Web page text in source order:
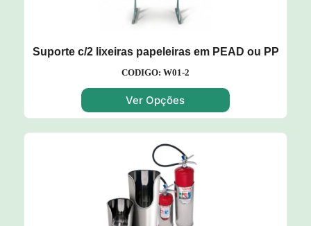
Suporte c/2 lixeiras papeleiras em PEAD ou PP
CODIGO: W01-2
Ver Opções